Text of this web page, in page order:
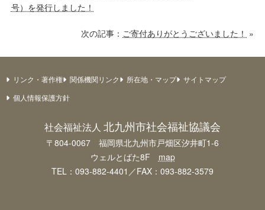
号）を発行しました！
次の記事： ご寄付ありがとうございました！ »
リンク・著作権 関係機関リンク 所在地・マップ
サイトマップ
個人情報保護方針
社会福祉法人 北九州市社会福祉協議会
〒804-0067 福岡県北九州市戸畑区汐井町1-6
ウェルとばた8F map
TEL：093-882-4401／FAX：093-882-3579